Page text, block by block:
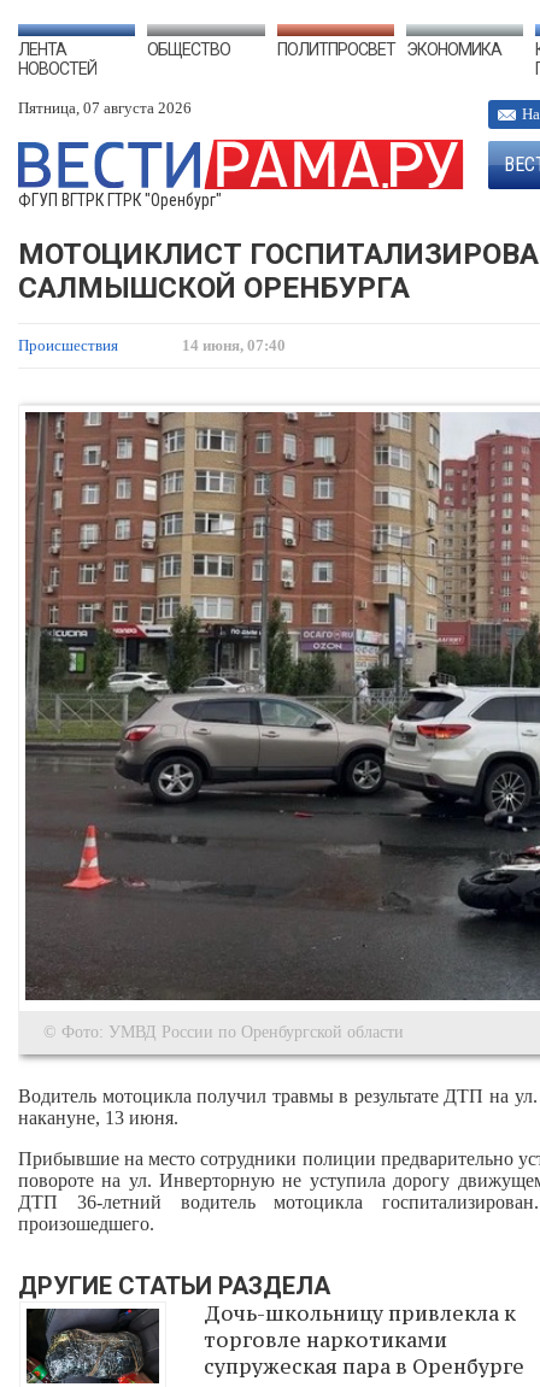
ЛЕНТА
НОВОСТЕЙ
ОБЩЕСТВО ПОЛИТПРОСВЕТ ЭКОНОМИКА
Пятница, 07 августа 2026
ФГУП ВГТРК ГТРК "Оренбург"
МОТОЦИКЛИСТ
САЛМЫШСКОЙ ОРЕНБУРГА
Происшествия 14 июня, 07:40
© Фото: УМВД России по Оренбургской области
Водитель мотоцикла получил травмы в результате ДТП на
накануне, 13 июня.
Прибывшие на место сотрудники полиции предварительно
повороте на ул. Инверторную не уступила дорогу
ДТП 36-летний водитель мотоцикла
произошедшего.
ДРУГИЕ СТАТЬИ РАЗДЕЛА
Дочь-школьницу привлекла к
торговле наркотиками
супружеская пара в Оренбурге